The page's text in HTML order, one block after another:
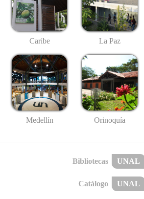
Caribe La Paz
Medellín Orinoquía
Bibliotecas UNAL
Catálogo UNAL